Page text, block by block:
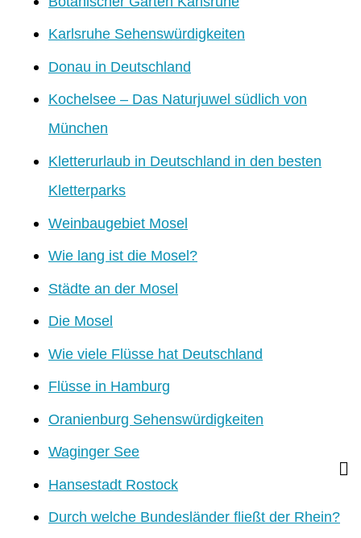
Karlsruhe Sehenswürdigkeiten
Donau in Deutschland
Kochelsee – Das Naturjuwel südlich von
München
Kletterurlaub in Deutschland in den besten
Kletterparks
Weinbaugebiet Mosel
Wie lang ist die Mosel?
Städte an der Mosel
Die Mosel
Wie viele Flüsse hat Deutschland
Flüsse in Hamburg
Oranienburg Sehenswürdigkeiten
Waginger See
Hansestadt Rostock
Durch welche Bundesländer fließt der Rhein?